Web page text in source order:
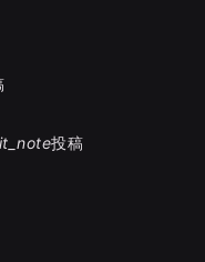
投稿